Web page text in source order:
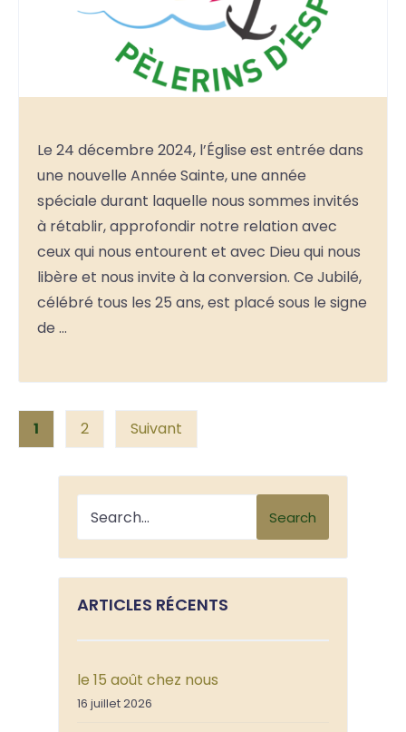
Le 24 décembre 2024, l’Église est entrée dans
une nouvelle Année Sainte, une année
spéciale durant laquelle nous sommes invités
à rétablir, approfondir notre relation avec
ceux qui nous entourent et avec Dieu qui nous
libère et nous invite à la conversion. Ce Jubilé,
célébré tous les 25 ans, est placé sous le signe
de …
Posts
pagination
1 2 Suivant
Search
ARTICLES RÉCENTS
le 15 août chez nous
16 juillet 2026